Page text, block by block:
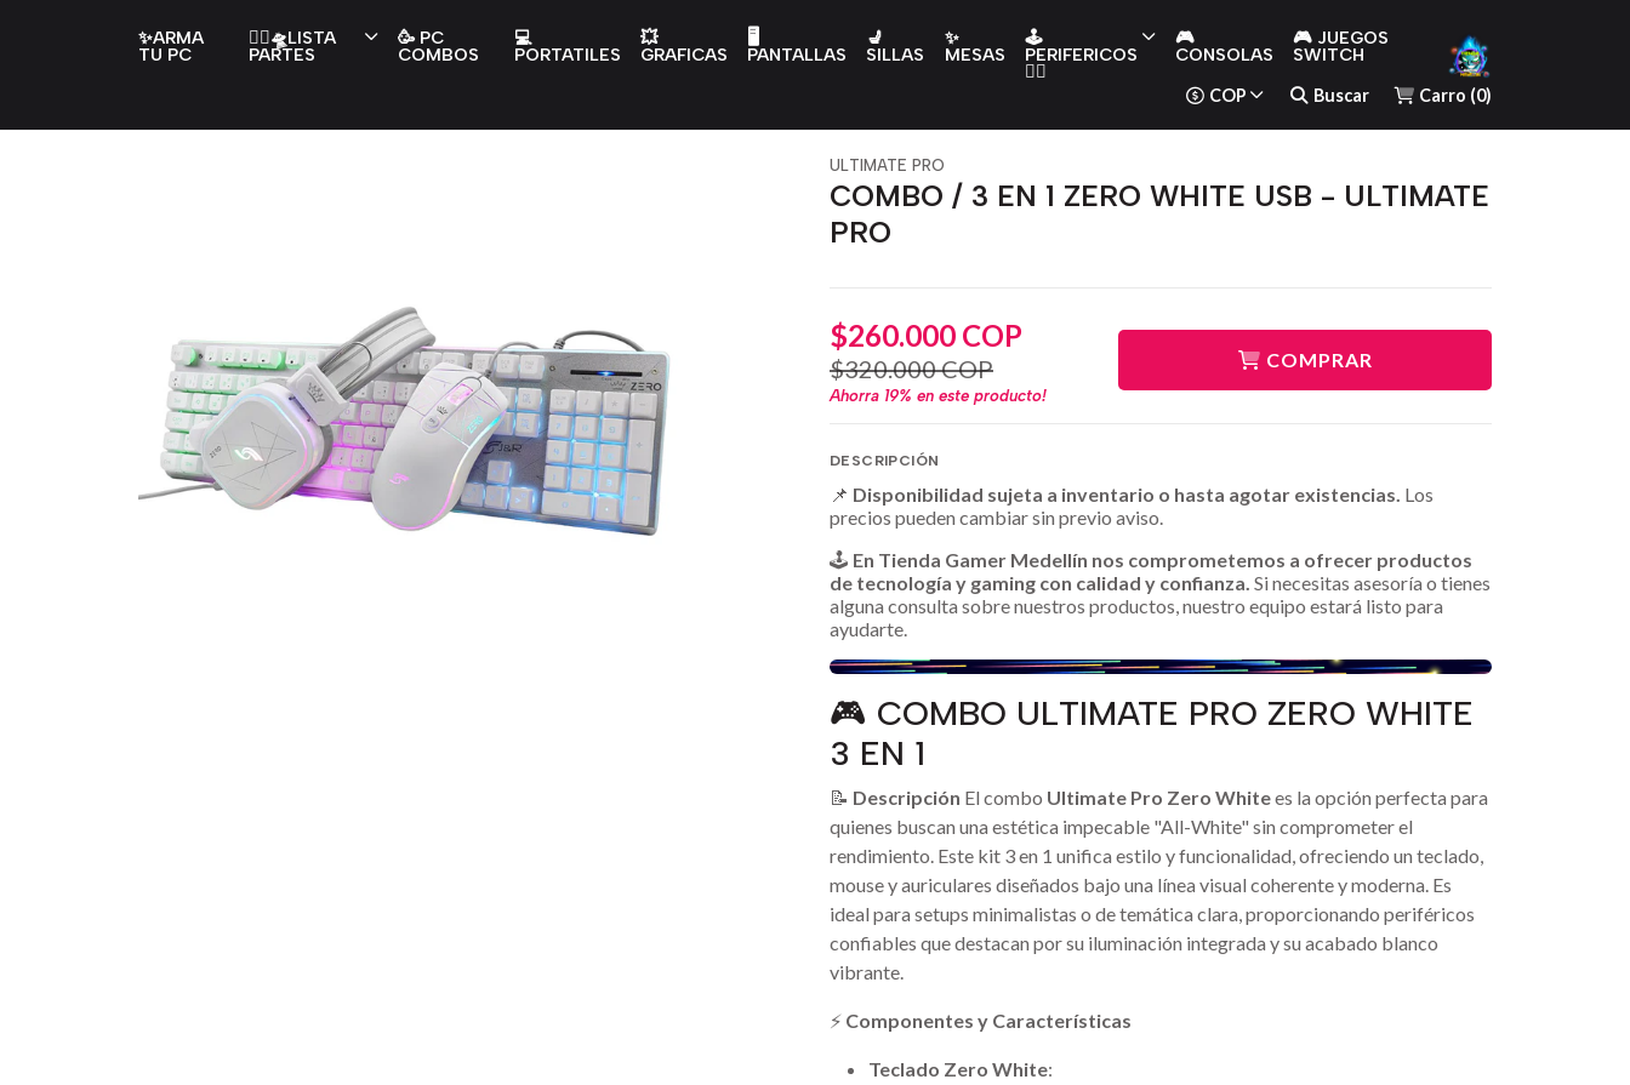
✨ARMA
TU PC
👇🏻🛸LISTA
PARTES
🥳 PC
COMBOS
💻
PORTATILES
💥
GRAFICAS
🖥️
PANTALLAS
💺
SILLAS
✨
MESAS
🕹️
PERIFERICOS
👇🏻
🎮
CONSOLAS
🎮 JUEGOS
SWITCH
COP Buscar Carro (0)
ULTIMATE PRO
COMBO / 3 EN 1 ZERO WHITE USB - ULTIMATE
PRO
$260.000 COP
$320.000 COP
Ahorra 19% en este producto!
COMPRAR
DESCRIPCIÓN
📌 Disponibilidad sujeta a inventario o hasta agotar existencias. Los
precios pueden cambiar sin previo aviso.
🕹️ En Tienda Gamer Medellín nos comprometemos a ofrecer productos
de tecnología y gaming con calidad y confianza. Si necesitas asesoría o tienes
alguna consulta sobre nuestros productos, nuestro equipo estará listo para
ayudarte.
🎮 COMBO ULTIMATE PRO ZERO WHITE
3 EN 1
📝 Descripción El combo Ultimate Pro Zero Whitees la opción perfecta para
quienes buscan una estética impecable "All-White" sin comprometer el
rendimiento. Este kit 3 en 1 unifica estilo y funcionalidad, ofreciendo un teclado,
mouse y auriculares diseñados bajo una línea visual coherente y moderna. Es
ideal para setups minimalistas o de temática clara, proporcionando periféricos
confiables que destacan por su iluminación integrada y su acabado blanco
vibrante.
⚡ Componentes y Características
Teclado Zero White: